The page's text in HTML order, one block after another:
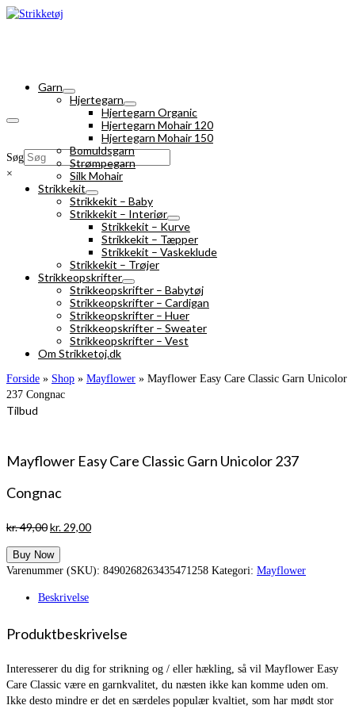
Søg
×
Garn
Hjertegarn
Hjertegarn Organic
Hjertegarn Mohair 120
Hjertegarn Mohair 150
Bomuldsgarn
Strømpegarn
Silk Mohair
Strikkekit
Strikkekit – Baby
Strikkekit – Interiør
Strikkekit – Kurve
Strikkekit – Tæpper
Strikkekit – Vaskeklude
Strikkekit – Trøjer
Strikkeopskrifter
Strikkeopskrifter – Babytøj
Strikkeopskrifter – Cardigan
Strikkeopskrifter – Huer
Strikkeopskrifter – Sweater
Strikkeopskrifter – Vest
Om Strikketoj.dk
Forside » Shop » Mayflower » Mayflower Easy Care Classic Garn Unicolor
237 Congnac
Tilbud
Mayflower Easy Care Classic Garn Unicolor 237
Congnac
kr.49,00Den
pris
var:
kr. 29,00Den
er:
Buy Now
Varenummer (SKU): 8490268263435471258 Kategori: Mayflower
Beskrivelse
Produktbeskrivelse
Interesserer du dig for strikning og / eller hækling, så vil Mayflower Easy
Care Classic være en garnkvalitet, du næsten ikke kan komme uden om.
Ikke desto mindre er det en særdeles populær kvaltiet, som har mødt stor